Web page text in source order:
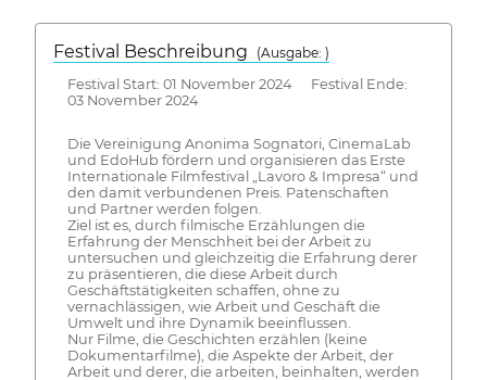
Festival Beschreibung
(Ausgabe: )
Festival Start: 01 November 2024 Festival Ende:
03 November 2024
Die Vereinigung Anonima Sognatori, CinemaLab
und EdoHub fördern und organisieren das Erste
Internationale Filmfestival „Lavoro & Impresa“ und
den damit verbundenen Preis. Patenschaften
und Partner werden folgen.
Ziel ist es, durch filmische Erzählungen die
Erfahrung der Menschheit bei der Arbeit zu
untersuchen und gleichzeitig die Erfahrung derer
zu präsentieren, die diese Arbeit durch
Geschäftstätigkeiten schaffen, ohne zu
vernachlässigen, wie Arbeit und Geschäft die
Umwelt und ihre Dynamik beeinflussen.
Nur Filme, die Geschichten erzählen (keine
Dokumentarfilme), die Aspekte der Arbeit, der
Arbeit und derer, die arbeiten, beinhalten, werden